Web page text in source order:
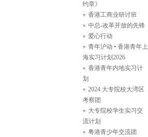
约章》
香港工商业研讨班
中总-改革开放的先锋
爱心行动
青年沪动 • 香港青年上
海实习计划2026
香港青年内地实习计
划
2024 大专院校大湾区
考察团
大专院校学生实习交
流计划
粤港青少年交流团